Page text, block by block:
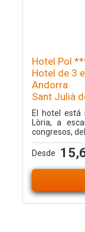
Hotel Pol
Hotel de 3
Andorra
Sant Julià
El hotel
Lòria, a
congresos,
Desde